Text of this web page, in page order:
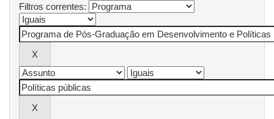
Filtros correntes: